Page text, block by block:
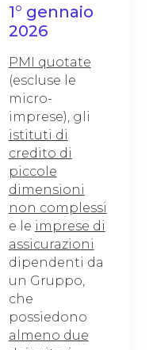
1° gennaio
2026
PMI quotate
(escluse le
micro-
imprese), gli
istituti di
credito di
piccole
dimensioni
non complessi
e le imprese di
assicurazioni
dipendenti da
un Gruppo,
che
possiedono
almeno due